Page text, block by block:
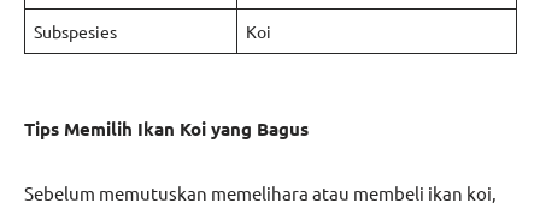
Subspesies Koi
Tips Memilih Ikan Koi yang Bagus
Sebelum memutuskan memelihara atau membeli ikan koi,